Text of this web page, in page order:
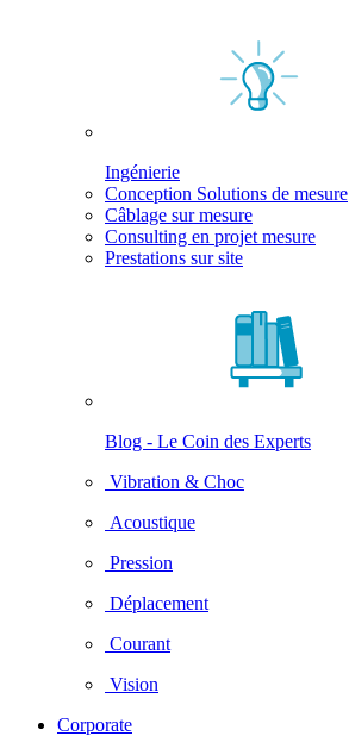
Ingénierie
Conception Solutions de mesure
Câblage sur mesure
Consulting en projet mesure
Prestations sur site
Blog - Le Coin des Experts
Vibration & Choc
Acoustique
Pression
Déplacement
Courant
Vision
Corporate